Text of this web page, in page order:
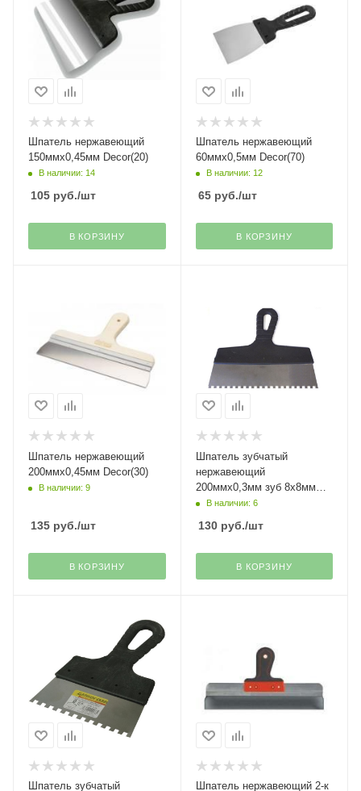
Шпатель нержавеющий
150ммх0,45мм Decor(20)
В наличии: 14
105 руб./шт
В КОРЗИНУ
Шпатель нержавеющий
60ммх0,5мм Decor(70)
В наличии: 12
65руб./шт
В КОРЗИНУ
Шпатель нержавеющий
200ммх0,45мм Decor(30)
В наличии: 9
135 руб./шт
В КОРЗИНУ
Шпатель зубчатый
нержавеющий
200ммх0,3мм зуб 8х8мм
Stayer
В наличии: 6
130руб./шт
В КОРЗИНУ
Шпатель зубчатый
Шпатель нержавеющий 2-к